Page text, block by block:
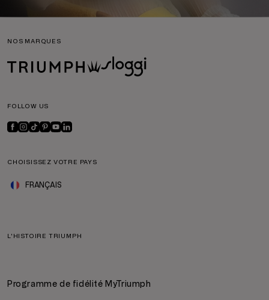
NOS MARQUES
FOLLOW US
CHOISISSEZ VOTRE PAYS
FRANÇAIS
L'HISTOIRE TRIUMPH
Programme de fidélité MyTriumph